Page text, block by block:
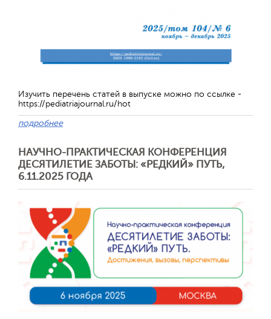
Изучить перечень статей в выпуске можно по ссылке -
https://pediatriajournal.ru/hot
подробнее
НАУЧНО-ПРАКТИЧЕСКАЯ КОНФЕРЕНЦИЯ
ДЕСЯТИЛЕТИЕ ЗАБОТЫ: «РЕДКИЙ» ПУТЬ,
6.11.2025 ГОДА